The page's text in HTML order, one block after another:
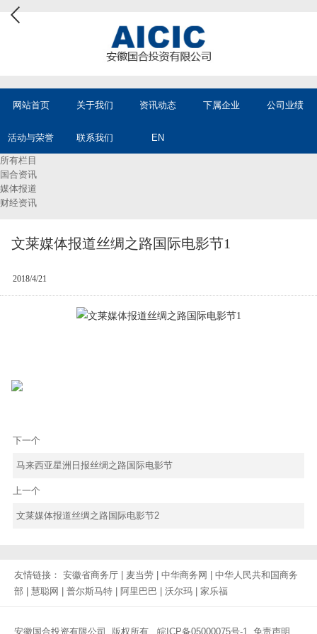
网站首页 关于我们 资讯动态 下属企业 公司业绩
活动与荣誉 联系我们 EN
所有栏目
国合资讯
媒体报道
财经资讯
文莱媒体报道丝绸之路国际电影节1
2018/4/21
下一个
马来西亚星洲日报丝绸之路国际电影节
上一个
文莱媒体报道丝绸之路国际电影节2
友情链接： 安徽省商务厅 麦当劳 中华商务网
中华人民共和国商务
部
慧聪网 普尔斯马特 阿里巴巴 沃尔玛 家乐福
安徽国合投资有限公司 版权所有 皖ICP备05000075号-1 免责声明